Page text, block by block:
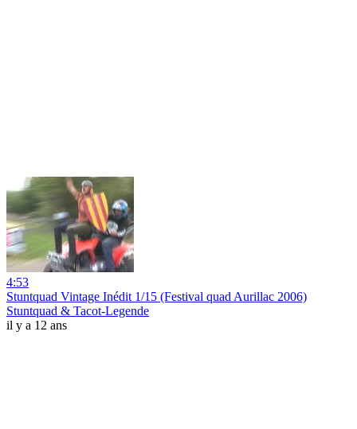
4:53
Stuntquad Vintage Inédit 1/15 (Festival quad Aurillac 2006)
Stuntquad & Tacot-Legende
il y a 12 ans